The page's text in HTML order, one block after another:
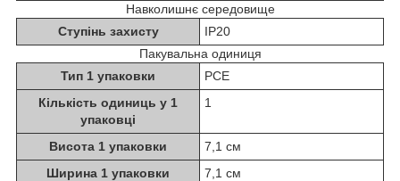
Навколишнє середовище
Ступінь захисту
IP20
Пакувальна одиниця
Тип 1 упаковки
PCE
Кількість одиниць у 1
упаковці
1
Висота 1 упаковки
7,1 см
Ширина 1 упаковки
7,1 см